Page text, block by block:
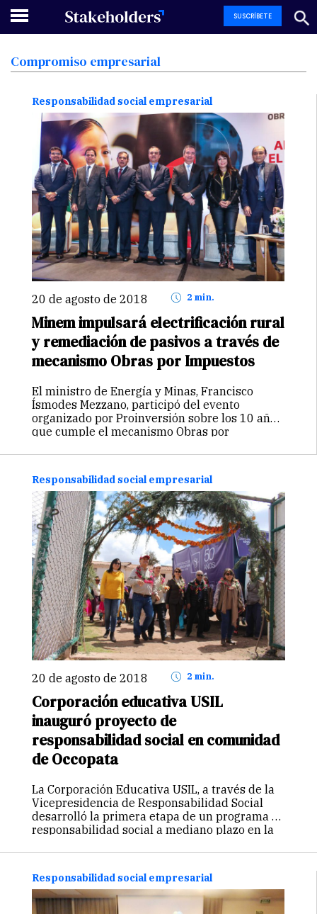
SUSCRÍBETE
Compromiso empresarial
Responsabilidad social empresarial
20 de agosto de 2018 2 min.
Minem impulsará electrificación rural
y remediación de pasivos a través de
mecanismo Obras por Impuestos
El ministro de Energía y Minas, Francisco
Ísmodes Mezzano, participó del evento
organizado por Proinversión sobre los 10 años
que cumple el mecanismo Obras por
ayudado mucho a “acelerar y transparentar”…
Continuar
Responsabilidad social empresarial
20 de agosto de 2018 2 min.
Corporación educativa USIL
inauguró proyecto de
responsabilidad social en comunidad
de Occopata
La Corporación Educativa USIL, a través de la
Vicepresidencia de Responsabilidad Social
desarrolló la primera etapa de un programa de
responsabilidad social a mediano plazo en la
programa tiene como objetivo mejorar las
condiciones…
Continuar
Responsabilidad social empresarial